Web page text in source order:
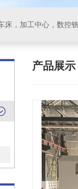
产品展示